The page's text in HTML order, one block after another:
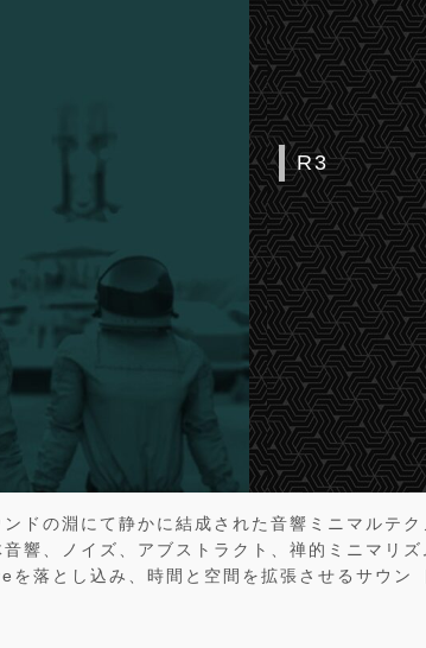
R3
ドの淵にて静かに結成された音響ミニマルテ
響、ノイズ、アブストラクト、禅的ミニマリ
を落とし込み、時間と空間を拡張させるサウン